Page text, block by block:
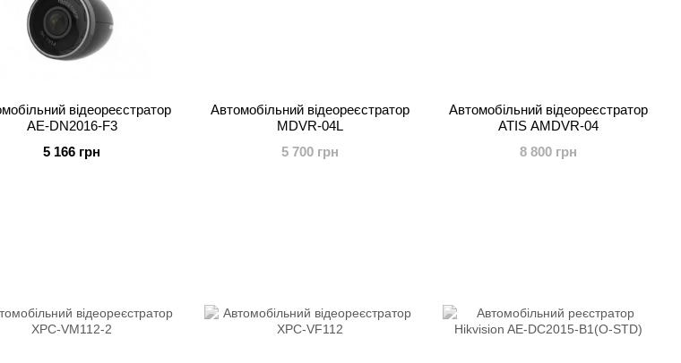
відеореєстратор
AE-DN2016-F3
5 166 грн
Автомобільний відеореєстратор
MDVR-04L
5 700 грн
Автомобільний відеореєстратор
ATIS AMDVR-04
8 800 грн